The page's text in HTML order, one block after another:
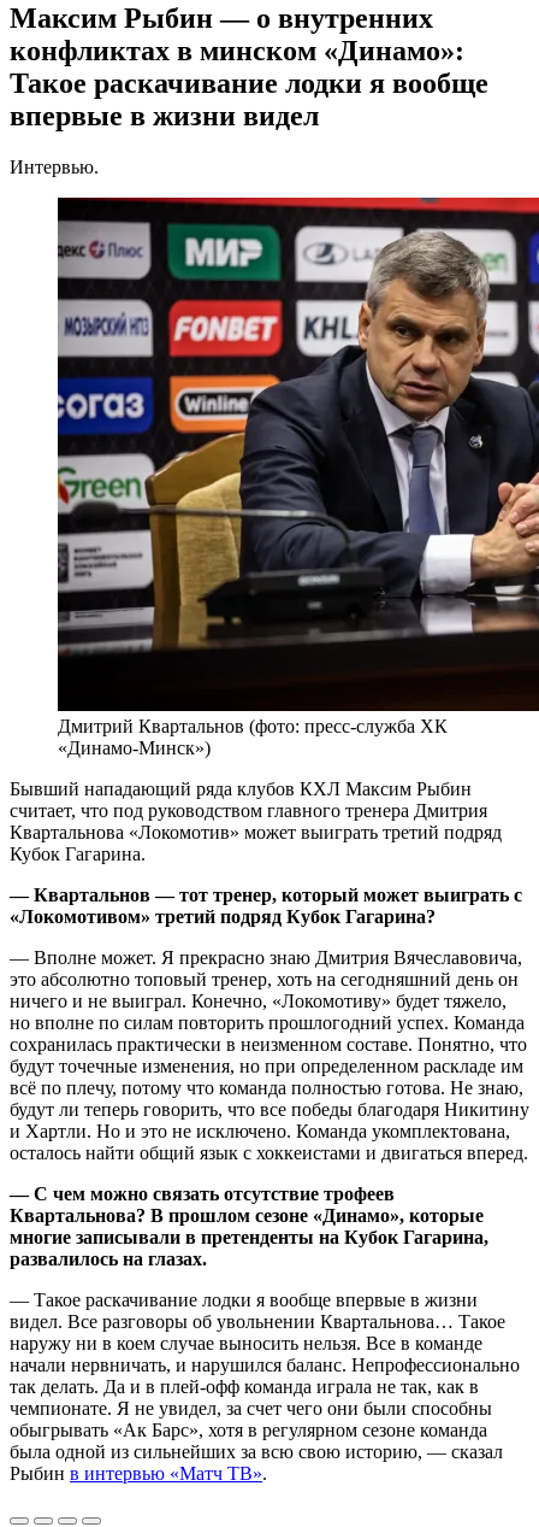
Максим Рыбин — о внутренних
конфликтах в минском «Динамо»:
Такое раскачивание лодки я вообще
впервые в жизни видел
Интервью.
Дмитрий Квартальнов (фото: пресс-служба ХК
«Динамо-Минск»)
Бывший нападающий ряда клубов КХЛ Максим Рыбин
считает, что под руководством главного тренера Дмитрия
Квартальнова «Локомотив» может выиграть третий подряд
Кубок Гагарина.
— Квартальнов — тот тренер, который может выиграть с
«Локомотивом» третий подряд Кубок Гагарина?
— Вполне может. Я прекрасно знаю Дмитрия Вячеславовича,
это абсолютно топовый тренер, хоть на сегодняшний день он
ничего и не выиграл. Конечно, «Локомотиву» будет тяжело,
но вполне по силам повторить прошлогодний успех. Команда
сохранилась практически в неизменном составе. Понятно, что
будут точечные изменения, но при определенном раскладе им
всё по плечу, потому что команда полностью готова. Не знаю,
будут ли теперь говорить, что все победы благодаря Никитину
и Хартли. Но и это не исключено. Команда укомплектована,
осталось найти общий язык с хоккеистами и двигаться вперед.
— С чем можно связать отсутствие трофеев
Квартальнова? В прошлом сезоне «Динамо», которые
многие записывали в претенденты на Кубок Гагарина,
развалилось на глазах.
— Такое раскачивание лодки я вообще впервые в жизни
видел. Все разговоры об увольнении Квартальнова… Такое
наружу ни в коем случае выносить нельзя. Все в команде
начали нервничать, и нарушился баланс. Непрофессионально
так делать. Да и в плей‑офф команда играла не так, как в
чемпионате. Я не увидел, за счет чего они были способны
обыгрывать «Ак Барс», хотя в регулярном сезоне команда
была одной из сильнейших за всю свою историю, — сказал
Рыбин в интервью «Матч ТВ».